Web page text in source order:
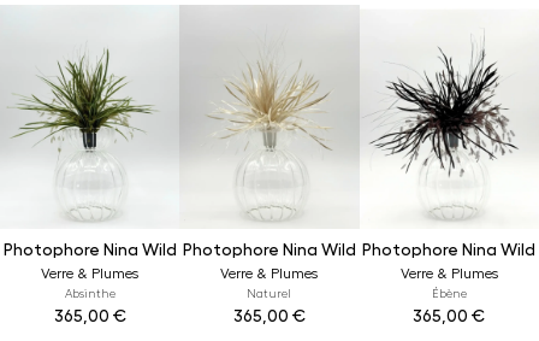
Photophore Nina Wild
Verre & Plumes
Absinthe
365,00 €
Photophore Nina Wild
Verre & Plumes
Naturel
365,00 €
Photophore Nina Wild
Verre & Plumes
Ébène
365,00€